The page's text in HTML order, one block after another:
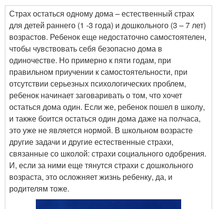
Страх остаться одному дома – естественный страх
для детей раннего (1 -3 года) и дошкольного (3 – 7 лет)
возрастов. Ребенок еще недостаточно самостоятелен,
чтобы чувствовать себя безопасно дома в
одиночестве. Но примерно к пяти годам, при
правильном приучении к самостоятельности, при
отсутствии серьезных психологических проблем,
ребенок начинает заговаривать о том, что хочет
остаться дома один. Если же, ребенок пошел в школу,
и также боится остаться один дома даже на полчаса,
это уже не является нормой. В школьном возрасте
другие задачи и другие естественные страхи,
связанные со школой: страхи социального одобрения.
И, если за ними еще тянутся страхи с дошкольного
возраста, это осложняет жизнь ребенку, да, и
родителям тоже.